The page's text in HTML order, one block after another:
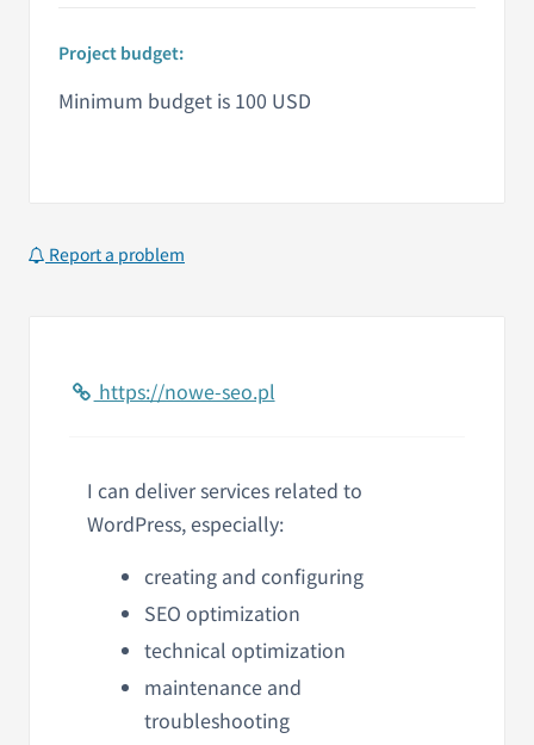
Project budget:
Minimum budget is 100 USD
Report a problem
https://nowe-seo.pl
I can deliver services related to
WordPress, especially:
creating and configuring
SEO optimization
technical optimization
maintenance and
troubleshooting